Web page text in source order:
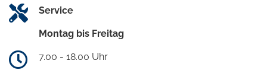
Service
Montag bis Freitag
7.00 - 18.00 Uhr